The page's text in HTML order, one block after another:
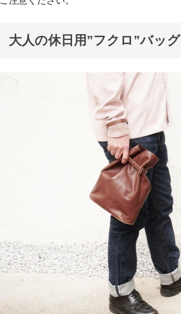
大人の休日用”フクロ”バッグ